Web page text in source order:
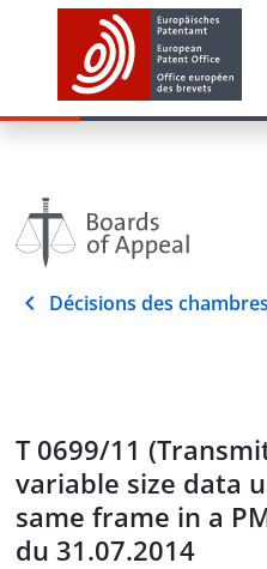
Décisions des
T 0699/11
variable size data
same frame in a
du 31.07.2014